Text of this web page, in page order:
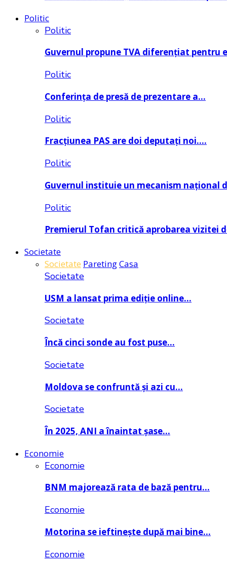
Politic
Politic
Guvernul propune TVA diferențiat pentru
Politic
Conferința de presă de prezentare a…
Politic
Fracțiunea PAS are doi deputați noi….
Politic
Guvernul instituie un mecanism național
Politic
Premierul Tofan critică aprobarea vizitei
Societate
Societate ParetingCasa
Societate
USM a lansat prima ediție online…
Societate
Încă cinci sonde au fost puse…
Societate
Moldova se confruntă și azi cu…
Societate
În 2025, ANI a înaintat șase…
Economie
Economie
BNM majorează rata de bază pentru…
Economie
Motorina se ieftinește după mai bine…
Economie